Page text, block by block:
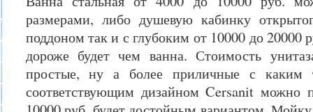
размерами, либо душевую кабинку
поддоном так и с глубоким от 10000 до 20000
дороже будет чем ванна. Стоимость
простые, ну а более приличные с
соответствующим дизайном Cersanit можно